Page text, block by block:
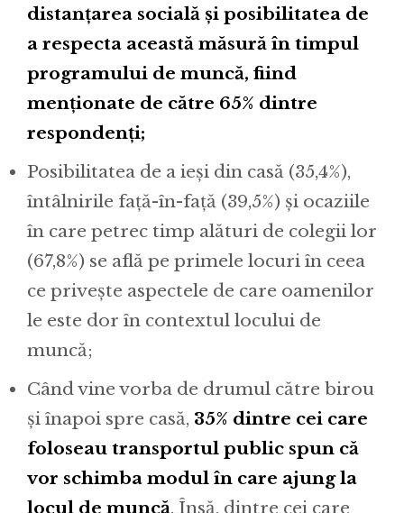
distanțarea socială și posibilitatea de
a respecta această măsură în timpul
programului de muncă, fiind
menționate de către 65% dintre
respondenți;
Posibilitatea de a ieși din casă (35,4%),
întâlnirile față-în-față (39,5%) și ocaziile
în care petrec timp alături de colegii lor
(67,8%) se află pe primele locuri în ceea
ce privește aspectele de care oamenilor
le este dor în contextul locului de
muncă;
Când vine vorba de drumul către birou
și înapoi spre casă, 35% dintre cei care
foloseau transportul public spun că
vor schimba modul în care ajung la
locul de muncă. Însă, dintre cei care